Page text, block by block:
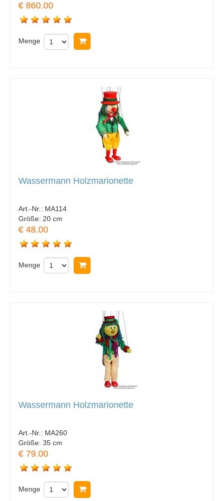
€ 860.00
Menge
Wassermann Holzmarionette
Art.-Nr.: MA114
Größe: 20 cm
€ 48.00
Menge
Wassermann Holzmarionette
Art.-Nr.: MA260
Größe: 35 cm
€ 79.00
Menge